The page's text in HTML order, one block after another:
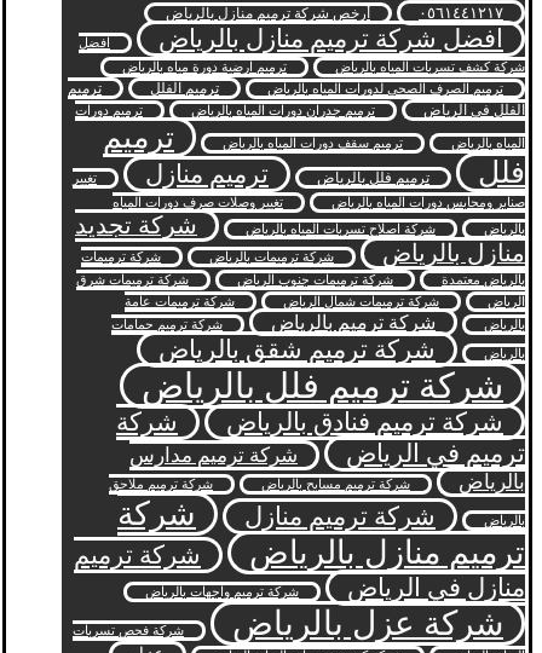
٠٥٦١٤٤١٢١٧ أرخص شركة ترميم منازل بالرياض
افضل شركة ترميم منازل بالرياض
افضل
شركة كشف تسربات المياه بالرياض
ترميم ارضية دورة مياه بالرياض
ترميم الصرف الصحي لدورات المياه بالرياض
ترميم الفلل
ترميم
الفلل في الرياض
ترميم جدران دورات المياه بالرياض ترميم دورات
المياه بالرياض ترميم سقف دورات المياه بالرياض
ترميم
فلل
ترميم فلل بالرياض ترميم منازل
تغيير
صنابر ومحابس دورات المياه بالرياض
تغيير وصلات صرف دورات المياه
بالرياض
شركة اصلاح تسربات المياه بالرياض
شركة تجديد
منازل بالرياض
شركة ترميمات بالرياض
شركة ترميمات
بالرياض معتمدة
شركة ترميمات جنوب الرياض
شركة ترميمات شرق
الرياض
شركة ترميمات شمال الرياض
شركة ترميمات عامة
بالرياض
شركة ترميم بالرياض شركة ترميم حمامات
بالرياض شركة ترميم شقق بالرياض
شركة ترميم فلل بالرياض
شركة ترميم فنادق بالرياض
شركة
ترميم في الرياض
شركة ترميم مدارس
بالرياض
شركة ترميم مسابح بالرياض شركة ترميم ملاحق
بالرياض شركة ترميم منازل
شركة
ترميم منازل بالرياض
شركة ترميم
منازل في الرياض
شركة ترميم واجهات بالرياض
شركة عزل بالرياض
شركة فحص تسربات